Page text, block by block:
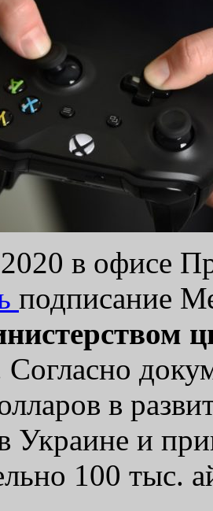
в офисе
подписание
Согласно
в
Украине и
100 тыс.